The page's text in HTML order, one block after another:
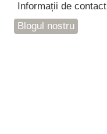
Informații de contact
Blogul nostru